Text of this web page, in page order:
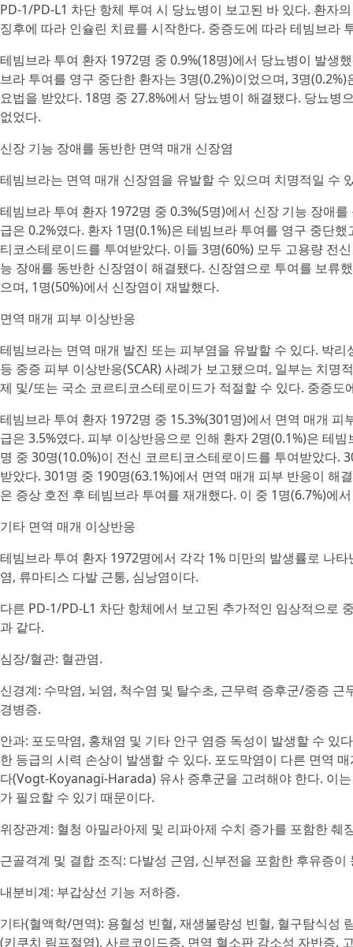
PD-1/PD-L1 차단 항체 투여 시 당뇨병이 보고된 바 있다. 환자
징후에 따라 인슐린 치료를 시작한다. 중증도에 따라 테빔브라
테빔브라 투여 환자 1972명 중 0.9%(18명)에서 당뇨병이 발생
브라 투여를 영구 중단한 환자는 3명(0.2%)이었으며, 3명
요법을 받았다. 18명 중 27.8%에서 당뇨병이 해결됐다. 당뇨
없었다.
신장 기능 장애를 동반한 면역 매개 신장염
테빔브라는 면역 매개 신장염을 유발할 수 있으며 치명적일 수
테빔브라 투여 환자 1972명 중 0.3%(5명)에서 신장 기능 장애
급은 0.2%였다. 환자 1명(0.1%)은 테빔브라 투여를 영구 중단
티코스테로이드를 투여받았다. 이들 3명(60%) 모두 고용량 전
능 장애를 동반한 신장염이 해결됐다. 신장염으로 투여를 보류
으며, 1명(50%)에서 신장염이 재발했다.
면역 매개 피부 이상반응
테빔브라는 면역 매개 발진 또는 피부염을 유발할 수 있다. 박
등 중증 피부 이상반응(SCAR) 사례가 보고됐으며, 일부는 치
제 및/또는 국소 코르티코스테로이드가 적절할 수 있다. 중증
테빔브라 투여 환자 1972명 중 15.3%(301명)에서 면역 매개
급은 3.5%였다. 피부 이상반응으로 인해 환자 2명(0.1%)은 테
명 중 30명(10.0%)이 전신 코르티코스테로이드를 투여받았다.
받았다. 301명 중 190명(63.1%)에서 면역 매개 피부 반응이 해
은 증상 호전 후 테빔브라 투여를 재개했다. 이 중 1명(6.7%)에
기타 면역 매개 이상반응
테빔브라 투여 환자 1972명에서 각각 1% 미만의 발생률로 나
염, 류마티스 다발 근통, 심낭염이다.
다른 PD-1/PD-L1 차단 항체에서 보고된 추가적인 임상적으로
과 같다.
심장/혈관: 혈관염.
신경계: 수막염, 뇌염, 척수염 및 탈수초, 근무력 증후군/중증
경병증.
안과: 포도막염, 홍채염 및 기타 안구 염증 독성이 발생할 수 있
한 등급의 시력 손상이 발생할 수 있다. 포도막염이 다른 면역
다(Vogt-Koyanagi-Harada) 유사 증후군을 고려해야 한다. 이
가 필요할 수 있기 때문이다.
위장관계: 혈청 아밀라아제 및 리파아제 수치 증가를 포함한 췌
근골격계 및 결합 조직: 다발성 근염, 신부전을 포함한 후유증이
내분비계: 부갑상선 기능 저하증.
기타(혈액학/면역): 용혈성 빈혈, 재생불량성 빈혈, 혈구탐식성
(키쿠치 림프절염), 사르코이드증, 면역 혈소판 감소성 자반증,